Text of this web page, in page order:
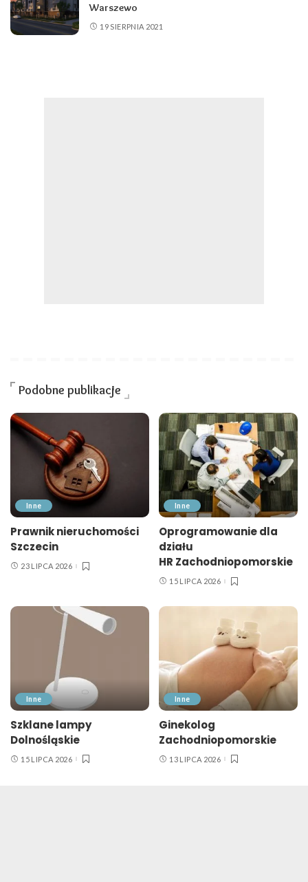
Warszewo
19 SIERPNIA 2021
Podobne publikacje
Inne
Prawnik nieruchomości
Szczecin
23 LIPCA 2026
Inne
Oprogramowanie dla
działu
HR Zachodniopomorskie
15 LIPCA 2026
Inne
Szklane lampy
Dolnośląskie
15 LIPCA 2026
Inne
Ginekolog
Zachodniopomorskie
13 LIPCA 2026